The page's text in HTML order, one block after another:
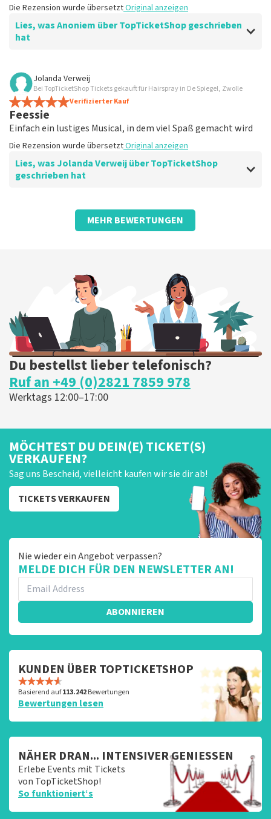
Die Rezension wurde übersetztOriginal anzeigen
Lies, was Anoniem über TopTicketShop geschrieben
hat
Bewertung von Anoniem über
Zufrieden
Die Rezension wurde übersetzt
Jolanda Verweij
Bei TopTicketShop Tickets gekauft für Hairspray in De Spiegel, Zwolle
Verifizierter Kauf
Feessie
Einfach ein lustiges Musical, in dem viel Spaß gemacht wird
Die Rezension wurde übersetztOriginal anzeigen
Lies, was Jolanda Verweij über TopTicketShop
geschrieben hat
Bewertung von Jolanda Verweij überTopTicketShop
MEHR BEWERTUNGEN
Du bestellst lieber telefonisch?
Ruf an +49 (0)2821 7859 978
Werktags 12:00–17:00
MÖCHTEST DU DEIN(E) TICKET(S)
VERKAUFEN?
Sag uns Bescheid, vielleicht kaufen wir sie dir ab!
TICKETS VERKAUFEN
Nie wieder ein Angebot verpassen?
MELDE DICH FÜR DEN NEWSLETTER AN!
ABONNIEREN
KUNDEN ÜBER TOPTICKETSHOP
Basierend auf113.242Bewertungen
Bewertungen lesen
NÄHER DRAN... INTENSIVER GENIESSEN
Erlebe Events mit Tickets
von TopTicketShop!
So funktioniert‘s